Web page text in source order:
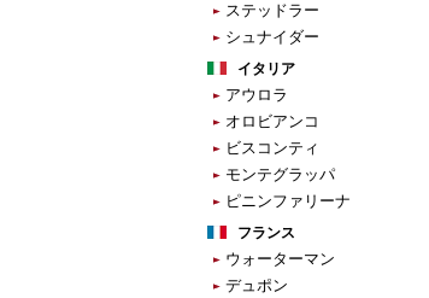
ステッドラー
シュナイダー
イタリア
アウロラ
オロビアンコ
ビスコンティ
モンテグラッパ
ピニンファリーナ
フランス
ウォーターマン
デュポン